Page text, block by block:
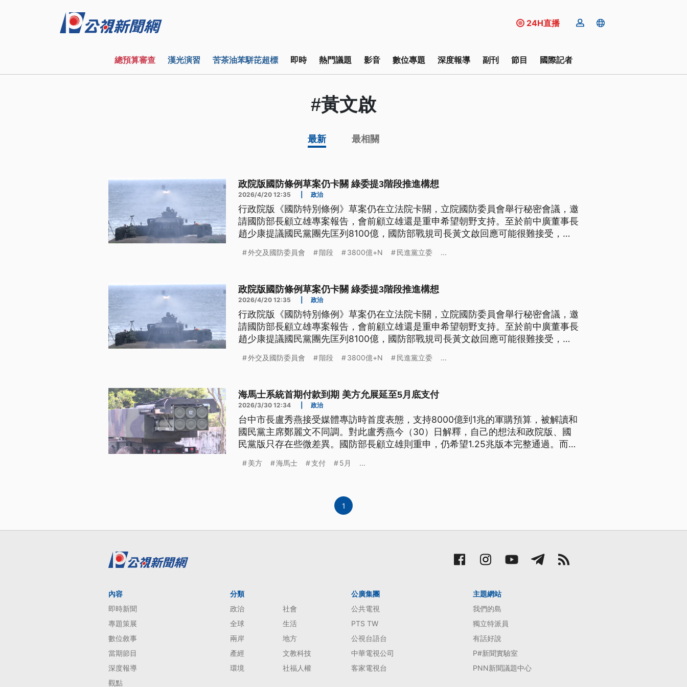
24H直播
總預算審查 漢光演習 苦茶油苯駢芘超標 即時 熱門議題 影音 數位專題 深度報導 副刊 節目 國際記者
#黃文啟
最新 最相關
政院版國防條例草案仍卡關 綠委提3階段推進構想
2026/4/20 12:35 政治
行政院版《國防特別條例》草案仍在立法院卡關，立院國防委員會舉行秘密會議，邀
請國防部長顧立雄專案報告，會前顧立雄還是重申希望朝野支持。至於前中廣董事長
趙少康提議國民黨團先匡列8100億，國防部戰規司長黃文啟回應可能很難接受，但
外交及國防委員會 階段 3800億+N 民進黨立委 ...
政院版國防條例草案仍卡關 綠委提3階段推進構想
2026/4/20 12:35 政治
行政院版《國防特別條例》草案仍在立法院卡關，立院國防委員會舉行秘密會議，邀
請國防部長顧立雄專案報告，會前顧立雄還是重申希望朝野支持。至於前中廣董事長
趙少康提議國民黨團先匡列8100億，國防部戰規司長黃文啟回應可能很難接受，但
外交及國防委員會 階段 3800億+N 民進黨立委 ...
海馬士系統首期付款到期 美方允展延至5月底支付
2026/3/30 12:34 政治
台中市長盧秀燕接受媒體專訪時首度表態，支持8000億到1兆的軍購預算，被解讀和
國民黨主席鄭麗文不同調。對此盧秀燕今（30）日解釋，自己的想法和政院版、國
民黨版只存在些微差異。國防部長顧立雄則重申，仍希望1.25兆版本完整通過。而原
款日展延到5月底。
美方 海馬士 支付 5月 ...
1
內容
即時新聞
專題策展
數位敘事
當期節目
深度報導
觀點
分類
政治
社會
全球
生活
兩岸
地方
產經
文教科技
環境
社福人權
公廣集團
公共電視
PTS TW
公視台語台
中華電視公司
客家電視台
主題網站
我們的島
獨立特派員
有話好說
P#新聞實驗室
PNN新聞議題中心